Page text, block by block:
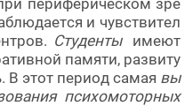
и чувствител
Студенты имеют
памяти, развиту
этот период самая вы
психомоторных